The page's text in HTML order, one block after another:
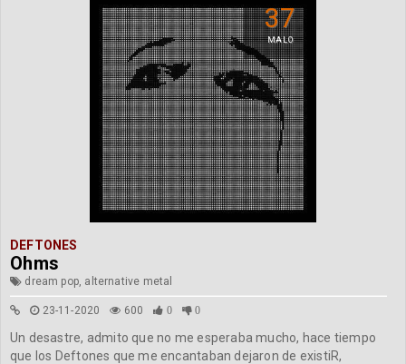
37
MALO
DEFTONES
Ohms
dream pop, alternative metal
23-11-2020 600 0 0
Un desastre, admito que no me esperaba mucho, hace tiempo
que los Deftones que me encantaban dejaron de existiR,